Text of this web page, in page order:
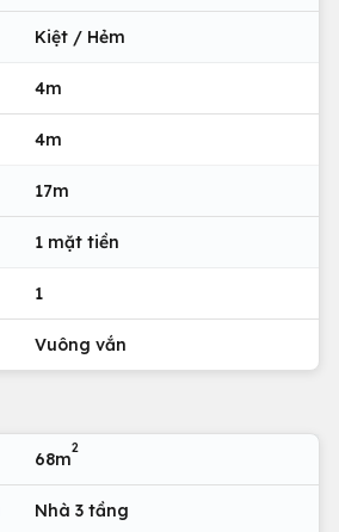
Kiệt / Hẻm
4m
4m
17m
1 mặt tiền
1
Vuông vắn
68m
2
Nhà 3 tầng